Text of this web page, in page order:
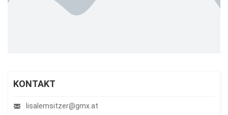
KONTAKT
lisalemsitzer@gmx.at